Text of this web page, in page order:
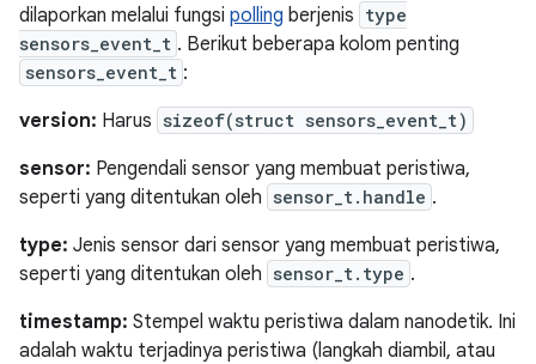
dilaporkan melalui fungsi polling berjenis type
sensors_event_t . Berikut beberapa kolom penting
sensors_event_t :
version: Harus sizeof(struct sensors_event_t)
sensor: Pengendali sensor yang membuat peristiwa,
seperti yang ditentukan oleh sensor_t.handle .
type: Jenis sensor dari sensor yang membuat peristiwa,
seperti yang ditentukan oleh sensor_t.type .
timestamp: Stempel waktu peristiwa dalam nanodetik. Ini
adalah waktu terjadinya peristiwa (langkah diambil, atau